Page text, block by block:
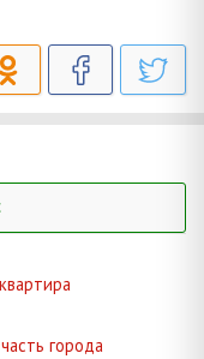
города